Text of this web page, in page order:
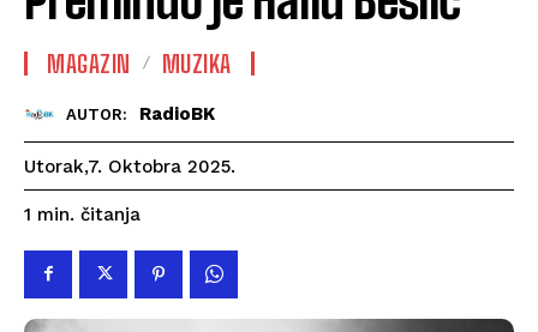
MAGAZIN MUZIKA
AUTOR: RadioBK
Utorak,7. Oktobra 2025.
1 min. čitanja